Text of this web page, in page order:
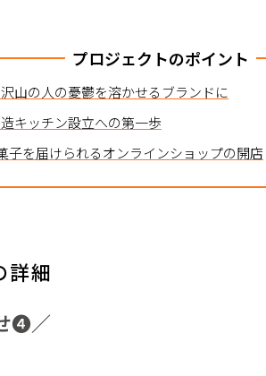
プロジェクトのポイント
沢山の人の憂鬱を溶かせるブランドに
キッチン設立への第一歩
子を届けられるオンラインショップの開店
詳細
❹／